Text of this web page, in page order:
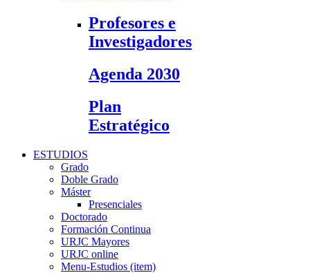
Profesores e
Investigadores
Agenda 2030
Plan
Estratégico
ESTUDIOS
Grado
Doble Grado
Máster
Presenciales
Doctorado
Formación Continua
URJC Mayores
URJC online
Menu-Estudios (item)